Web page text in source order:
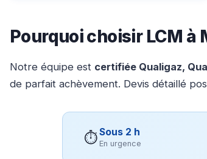
Pourquoi choisir LCM à
Notre équipe est certifiée Qualigaz,
de parfait achèvement. Devis détaillé
⏱Sous 2 h
En urgence